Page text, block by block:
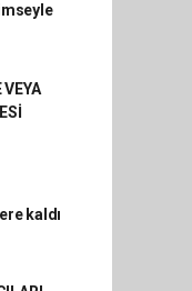
kaldı